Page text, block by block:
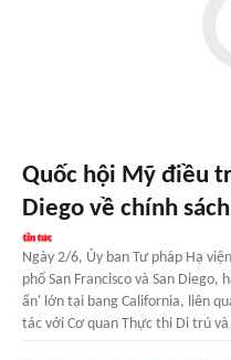
Quốc hội Mỹ điều
Diego về chính
Ngày 2/6, Ủy ban Tư pháp Hạ
phố San Francisco và San
ẩn' lớn tại bang California, liên
tác với Cơ quan Thực thi Di trú và